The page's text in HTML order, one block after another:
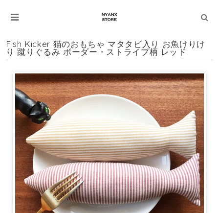
Fish Kicker 猫のおもちゃ マタタビ入り お魚けりけ
り 蹴りぐるみ ボーダー・ストライプ柄 レッド